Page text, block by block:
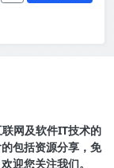
网及软件IT技术的
包括资源分享，免
迎您关注我们。